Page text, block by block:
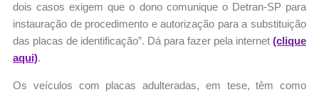
dois casos exigem que o dono comunique o Detran-SP para
instauração de procedimento e autorização para a substituição
das placas de identificação”. Dá para fazer pela internet (clique
aqui).
Os veículos com placas adulteradas, em tese, têm como